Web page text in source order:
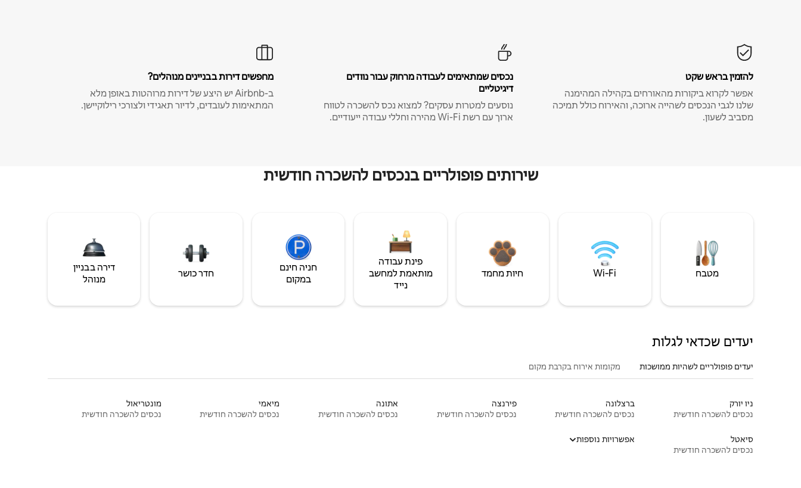
להזמין בראש שקט
אפשר לקרוא ביקורות מהאורחים בקהילה המהימנה
שלנו לגבי הנכסים לשהייה ארוכה, והאירוח כולל תמיכה
מסביב לשעון.
נכסים שמתאימים לעבודה מרחוק עבור נוודים
דיגיטליים
נוסעים למטרות עסקים? למצוא נכס להשכרה לטווח
ארוך עם רשת Wi-Fi מהירה וחללי עבודה ייעודיים.
מחפשים דירות בבניינים מנוהלים?
ב-Airbnb יש היצע של דירות מרוהטות באופן מלא
המתאימות לעובדים, לדיור תאגידי ולצורכי רילוקיישן.
שירותים פופולריים בנכסים להשכרה חודשית
מטבח Wi‑Fi חיות מחמד
פינת עבודה
מותאמת למחשב
נייד
חניה חינם
במקום
חדר כושר
דירה בבניין
מנוהל
יעדים שכדאי לגלות
יעדים פופולריים לשהיות ממושכות מקומות אירוח בקרבת מקום
ניו יורק
נכסים להשכרה חודשית
ברצלונה
נכסים להשכרה חודשית
פירנצה
נכסים להשכרה חודשית
אתונה
נכסים להשכרה חודשית
מיאמי
נכסים להשכרה חודשית
מונטריאול
נכסים להשכרה חודשית
סיאטל
נכסים להשכרה חודשית
אפשרויות נוספות